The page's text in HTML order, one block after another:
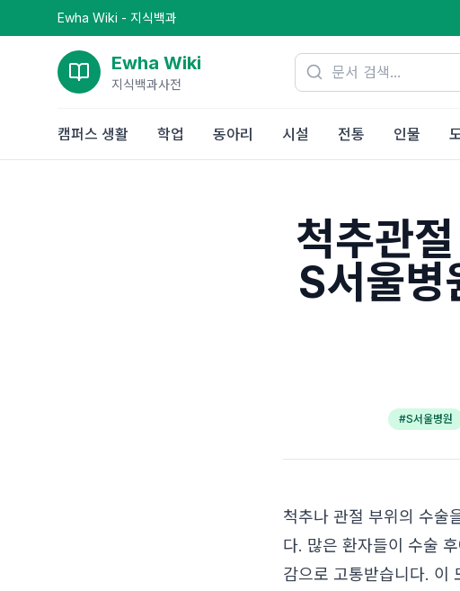
Ewha Wiki - 지식백과
Ewha Wiki
지식백과사전
캠퍼스 생활 학업 동아리 시설 전통 인물
척추관
S서울병
#S서울병원
척추나 관절 부위의 수술
다. 많은 환자들이 수술
감으로 고통받습니다. 이